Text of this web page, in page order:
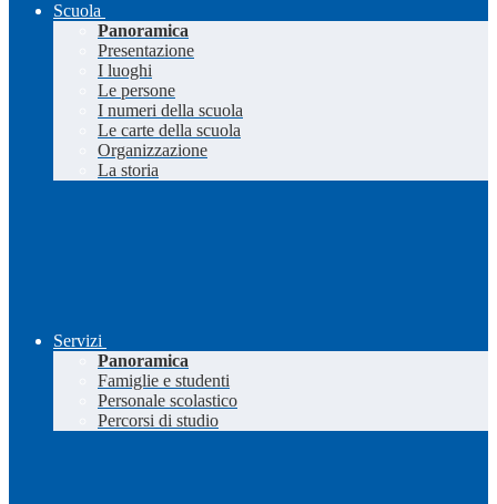
Scuola
Panoramica
Presentazione
I luoghi
Le persone
I numeri della scuola
Le carte della scuola
Organizzazione
La storia
Servizi
Panoramica
Famiglie e studenti
Personale scolastico
Percorsi di studio